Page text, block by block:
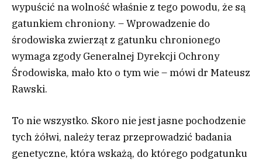
wypuścić na wolność właśnie z tego powodu, że są
gatunkiem chroniony. – Wprowadzenie do
środowiska zwierząt z gatunku chronionego
wymaga zgody Generalnej Dyrekcji Ochrony
Środowiska, mało kto o tym wie – mówi dr Mateusz
Rawski.
To nie wszystko. Skoro nie jest jasne pochodzenie
tych żółwi, należy teraz przeprowadzić badania
genetyczne, która wskażą, do którego podgatunku